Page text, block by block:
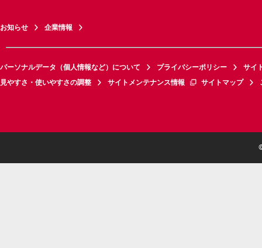
お知らせ 企業情報
パーソナルデータ（個人情報など）について プライバシーポリシー
サイ
見やすさ・使いやすさの調整
サイトメンテナンス情報 サイトマップ